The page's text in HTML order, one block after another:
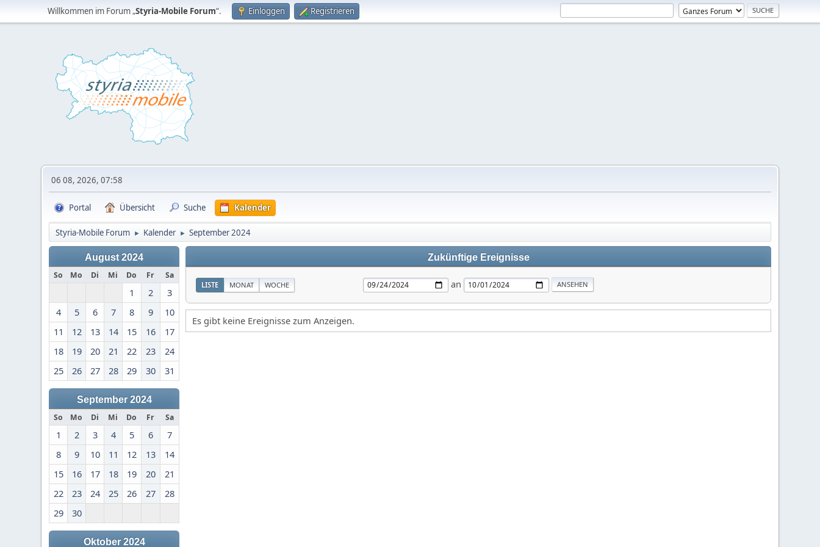
Willkommen im Forum „Styria-Mobile Forum“. Einloggen Registrieren
06 08, 2026, 07:58
Portal Übersicht Suche Kalender
Styria-Mobile Forum ► Kalender ► September 2024
August 2024
So Mo Di Mi Do Fr Sa
1 2
3
4
5 6 7 8 9
10
11
12 13 14 15 16
17
18
19 20 21 22 23
24
25
26 27 28 29 30 31
September 2024
So Mo Di Mi Do Fr Sa
1 2 3 4 5 6
7
8
9 10 11 12 13
14
15
16 17 18 19 20
21
22
23 24 25 26 27
28
29
30
Oktober 2024
Zukünftige Ereignisse
LISTE MONAT WOCHE an
Es gibt keine Ereignisse zum Anzeigen.